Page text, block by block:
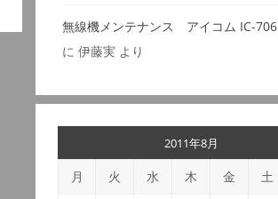
無線機メンテナンス アイコム IC-
に 伊藤実 より
2011年8月
月 火 水 木 金 土